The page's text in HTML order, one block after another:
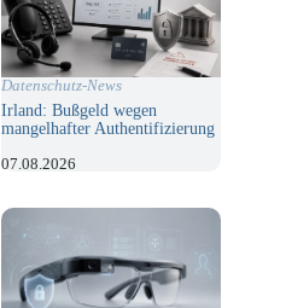
Datenschutz-News
Irland: Bußgeld wegen
mangelhafter Authentifizierung
07.08.2026